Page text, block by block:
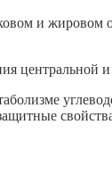
и
центральной